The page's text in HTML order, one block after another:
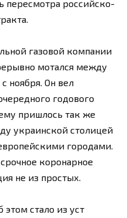
пересмотра российско-
газовой компании
мотался между
ноября. Он вел
годового
пришлось так же
украинской столицей
городами.
коронарное
не из простых.
этом стало из уст